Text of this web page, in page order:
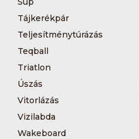
Tájkerékpár
Teljesítménytúrázás
Teqball
Triatlon
Úszás
Vitorlázás
Vizilabda
Wakeboard